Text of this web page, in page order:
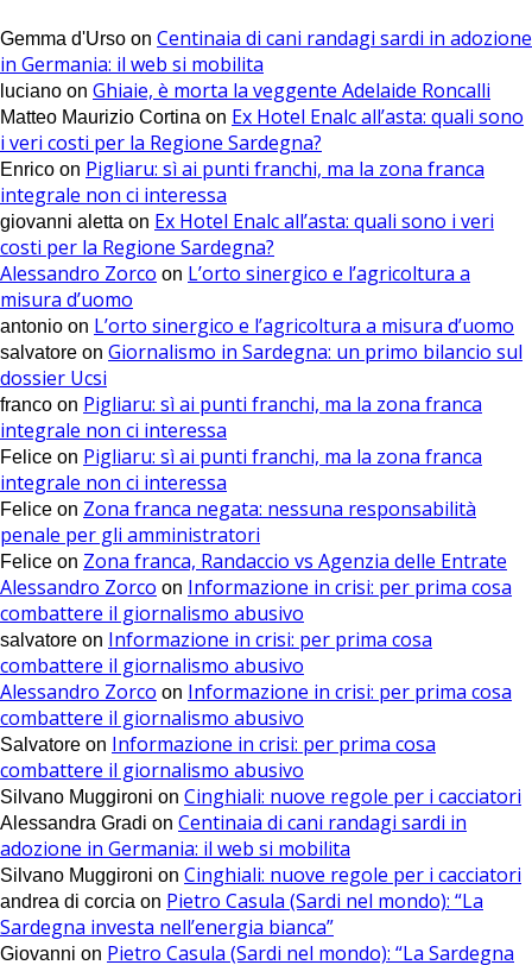
Gemma d'Urso on Centinaia di cani randagi sardi in adozione
in Germania: il web si mobilita
luciano on Ghiaie, è morta la veggente Adelaide Roncalli
Matteo Maurizio Cortina on Ex Hotel Enalc all’asta: quali sono
i veri costi per la Regione Sardegna?
Enrico on Pigliaru: sì ai punti franchi, ma la zona franca
integrale non ci interessa
giovanni aletta on Ex Hotel Enalc all’asta: quali sono i veri
costi per la Regione Sardegna?
Alessandro Zorco on L’orto sinergico e l’agricoltura a
misura d’uomo
antonio on L’orto sinergico e l’agricoltura a misura d’uomo
salvatore on Giornalismo in Sardegna: un primo bilancio sul
dossier Ucsi
franco on Pigliaru: sì ai punti franchi, ma la zona franca
integrale non ci interessa
Felice on Pigliaru: sì ai punti franchi, ma la zona franca
integrale non ci interessa
Felice on Zona franca negata: nessuna responsabilità
penale per gli amministratori
Felice on Zona franca, Randaccio vs Agenzia delle Entrate
Alessandro Zorco on Informazione in crisi: per prima cosa
combattere il giornalismo abusivo
salvatore on Informazione in crisi: per prima cosa
combattere il giornalismo abusivo
Alessandro Zorco on Informazione in crisi: per prima cosa
combattere il giornalismo abusivo
Salvatore on Informazione in crisi: per prima cosa
combattere il giornalismo abusivo
Silvano Muggironi on Cinghiali: nuove regole per i cacciatori
Alessandra Gradi on Centinaia di cani randagi sardi in
adozione in Germania: il web si mobilita
Silvano Muggironi on Cinghiali: nuove regole per i cacciatori
andrea di corcia on Pietro Casula (Sardi nel mondo): “La
Sardegna investa nell’energia bianca”
Giovanni on Pietro Casula (Sardi nel mondo): “La Sardegna